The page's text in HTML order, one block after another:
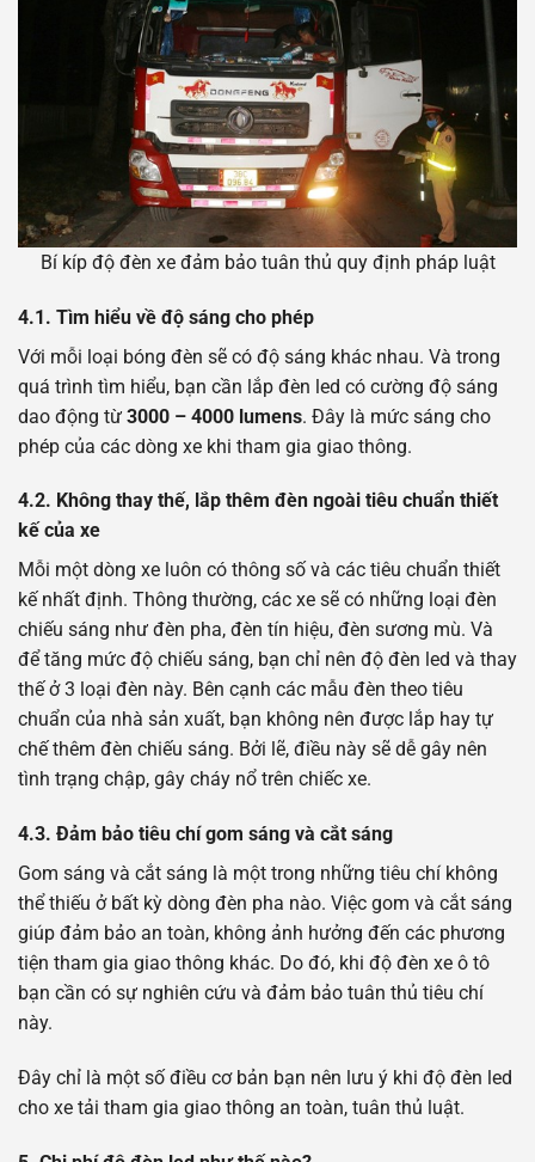
Bí kíp độ đèn xe đảm bảo tuân thủ quy định pháp luật
4.1. Tìm hiểu về độ sáng cho phép
Với mỗi loại bóng đèn sẽ có độ sáng khác nhau. Và trong
quá trình tìm hiểu, bạn cần lắp đèn led có cường độ sáng
dao động từ 3000 – 4000 lumens. Đây là mức sáng cho
phép của các dòng xe khi tham gia giao thông.
4.2. Không thay thế, lắp thêm đèn ngoài tiêu chuẩn thiết
kế của xe
Mỗi một dòng xe luôn có thông số và các tiêu chuẩn thiết
kế nhất định. Thông thường, các xe sẽ có những loại đèn
chiếu sáng như đèn pha, đèn tín hiệu, đèn sương mù. Và
để tăng mức độ chiếu sáng, bạn chỉ nên độ đèn led và thay
thế ở 3 loại đèn này. Bên cạnh các mẫu đèn theo tiêu
chuẩn của nhà sản xuất, bạn không nên được lắp hay tự
chế thêm đèn chiếu sáng. Bởi lẽ, điều này sẽ dễ gây nên
tình trạng chập, gây cháy nổ trên chiếc xe.
4.3. Đảm bảo tiêu chí gom sáng và cắt sáng
Gom sáng và cắt sáng là một trong những tiêu chí không
thể thiếu ở bất kỳ dòng đèn pha nào. Việc gom và cắt sáng
giúp đảm bảo an toàn, không ảnh hưởng đến các phương
tiện tham gia giao thông khác. Do đó, khi độ đèn xe ô tô
bạn cần có sự nghiên cứu và đảm bảo tuân thủ tiêu chí
này.
Đây chỉ là một số điều cơ bản bạn nên lưu ý khi độ đèn led
cho xe tải tham gia giao thông an toàn, tuân thủ luật.